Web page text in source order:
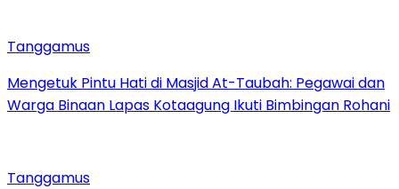
Tanggamus
Mengetuk Pintu Hati di Masjid At-Taubah: Pegawai dan
Warga Binaan Lapas Kotaagung Ikuti Bimbingan Rohani
Tanggamus